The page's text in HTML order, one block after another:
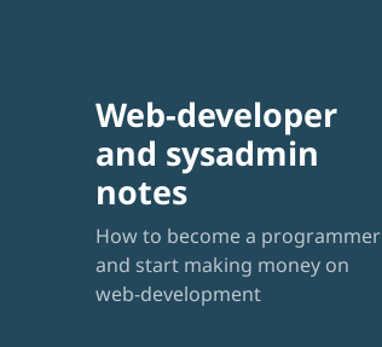
Web-developer
and sysadmin
notes
How to become a programmer
and start making money on
web-development